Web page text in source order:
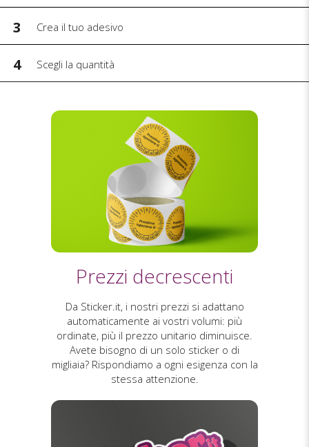
3 Crea il tuo adesivo
4 Scegli la quantità
Prezzi decrescenti
Da Sticker.it, i nostri prezzi si adattano
automaticamente ai vostri volumi: più
ordinate, più il prezzo unitario diminuisce.
Avete bisogno di un solo sticker o di
migliaia? Rispondiamo a ogni esigenza con la
stessa attenzione.